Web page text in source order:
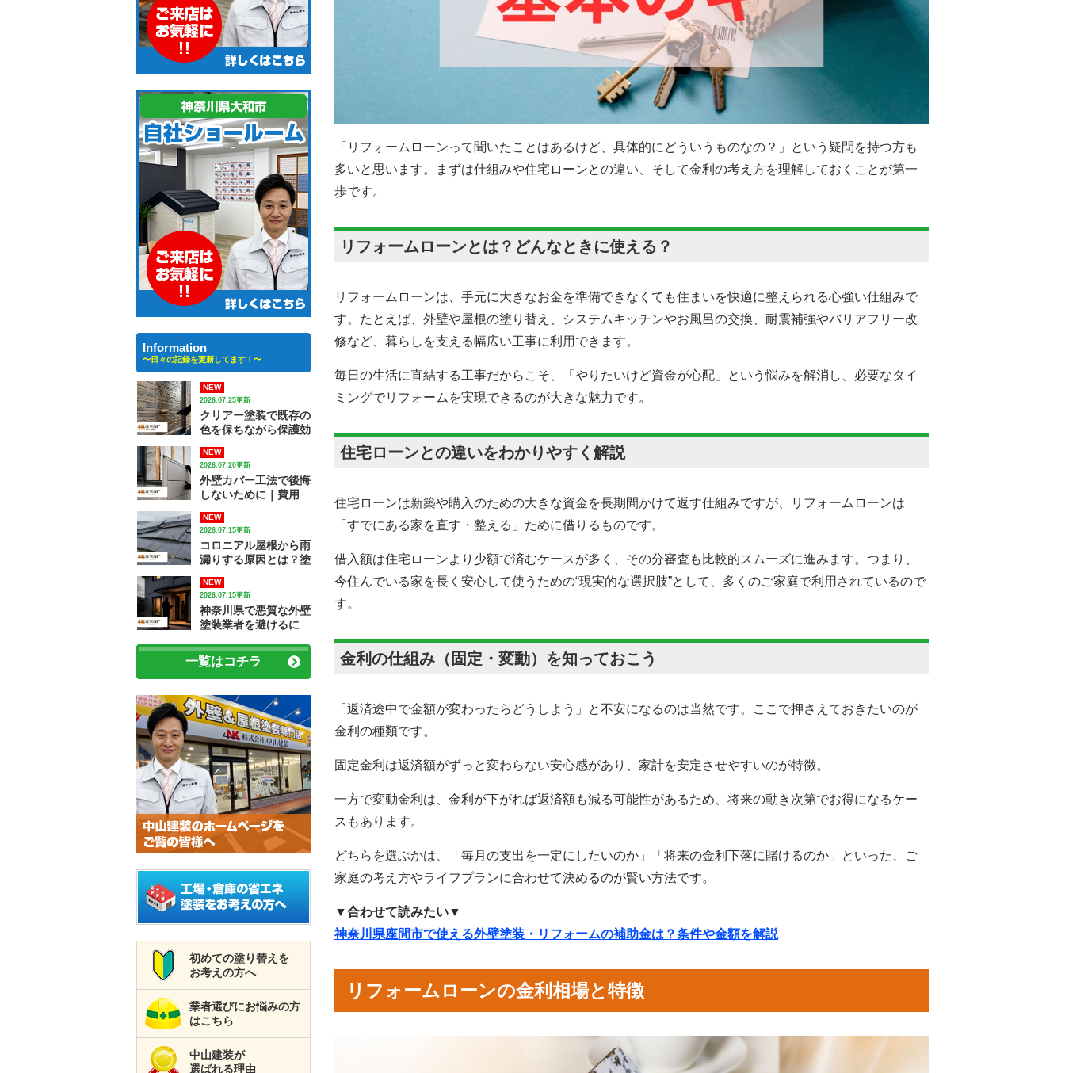
「リフォームローンって聞いたことはあるけど、具体的にどういうものなの？」という疑問を持つ方も
多いと思います。まずは仕組みや住宅ローンとの違い、そして金利の考え方を理解しておくことが第一
歩です。
リフォームローンとは？どんなときに使える？
リフォームローンは、手元に大きなお金を準備できなくても住まいを快適に整えられる心強い仕組みで
す。たとえば、外壁や屋根の塗り替え、システムキッチンやお風呂の交換、耐震補強やバリアフリー改
修など、暮らしを支える幅広い工事に利用できます。
毎日の生活に直結する工事だからこそ、「やりたいけど資金が心配」という悩みを解消し、必要なタイ
ミングでリフォームを実現できるのが大きな魅力です。
住宅ローンとの違いをわかりやすく解説
住宅ローンは新築や購入のための大きな資金を長期間かけて返す仕組みですが、リフォームローンは
「すでにある家を直す・整える」ために借りるものです。
借入額は住宅ローンより少額で済むケースが多く、その分審査も比較的スムーズに進みます。つまり、
今住んでいる家を長く安心して使うための“現実的な選択肢”として、多くのご家庭で利用されているので
す。
金利の仕組み（固定・変動）を知っておこう
「返済途中で金額が変わったらどうしよう」と不安になるのは当然です。ここで押さえておきたいのが
金利の種類です。
固定金利は返済額がずっと変わらない安心感があり、家計を安定させやすいのが特徴。
一方で変動金利は、金利が下がれば返済額も減る可能性があるため、将来の動き次第でお得になるケー
スもあります。
どちらを選ぶかは、「毎月の支出を一定にしたいのか」「将来の金利下落に賭けるのか」といった、ご
家庭の考え方やライフプランに合わせて決めるのが賢い方法です。
▼合わせて読みたい▼
神奈川県座間市で使える外壁塗装・リフォームの補助金は？条件や金額を解説
リフォームローンの金利相場と特徴
Information
〜日々の記録を更新してます！〜
NEW
2026.07.25更新
クリアー塗装で既存の
色を保ちながら保護効
果を高める方法｜【大
和市で外壁塗装・屋根
塗装をするなら中山建
装】
NEW
2026.07.20更新
外壁カバー工法で後悔
しないために｜費用
差・施工例・塗装との
違いを専門店が解説
NEW
2026.07.15更新
コロニアル屋根から雨
漏りする原因とは？塗
装で済むケースと屋根
修理が必要なケース
NEW
2026.07.15更新
神奈川県で悪質な外壁
塗装業者を避けるに
は？訪問販売・見積
書・保証で確認すべき
ポイント
一覧はコチラ
初めての塗り替えを
お考えの方へ
業者選びにお悩みの方
はこちら
中山建装が
選ばれる理由